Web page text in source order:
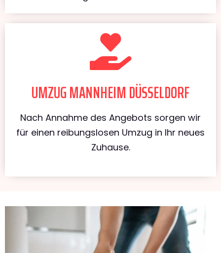
UMZUG MANNHEIM DÜSSELDORF
Nach Annahme des Angebots sorgen wir
für einen reibungslosen Umzug in Ihr neues
Zuhause.